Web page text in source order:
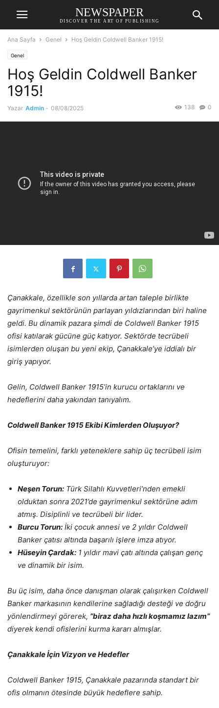
NEWSPAPER
DISCOVER THE ART OF PUBLISHING
Ana Sayfa Genel Hoş Geldin Coldwell Banker 1915!
Genel
Hoş Geldin Coldwell Banker
1915!
Yazar Admin - 08/08/2025 0
138
Çanakkale, özellikle son yıllarda artan taleple birlikte
gayrimenkul sektörünün parlayan yıldızlarından biri haline
geldi. Bu dinamik pazara şimdi de Coldwell Banker 1915
ofisi katılarak gücüne güç katıyor. Sektörde tecrübeli
isimlerden oluşan bu yeni ekip, Çanakkale’ye iddialı bir
giriş yapıyor.
Gelin, Coldwell Banker 1915’in kurucu ortaklarını ve
hedeflerini daha yakından tanıyalım.
Coldwell Banker 1915 Ekibi Kimlerden Oluşuyor?
Ofisin temelini, farklı yeteneklere sahip üç tecrübeli isim
oluşturuyor:
Neşen Torun: Türk Silahlı Kuvvetleri’nden emekli
olduktan sonra 2021’de gayrimenkul sektörüne adım
atmış. Disiplinli ve tecrübeli bir lider.
Burcu Torun: İki çocuk annesi ve 2 yıldır Coldwell
Banker çatısı altında başarılı işlere imza atıyor.
Hüseyin Çardak: 1 yıldır mavi çatı altında çalışan genç
ve dinamik bir isim.
Bu üç isim, daha önce danışman olarak çalışırken Coldwell
Banker markasının kendilerine sağladığı desteği ve doğru
yönlendirmeyi görerek, “biraz daha hızlı koşmamız lazım”
diyerek kendi ofislerini kurma kararı almışlar.
Çanakkale İçin Vizyon ve Hedefler
Coldwell Banker 1915, Çanakkale pazarında standart bir
ofis olmanın ötesinde büyük hedeflere sahip.